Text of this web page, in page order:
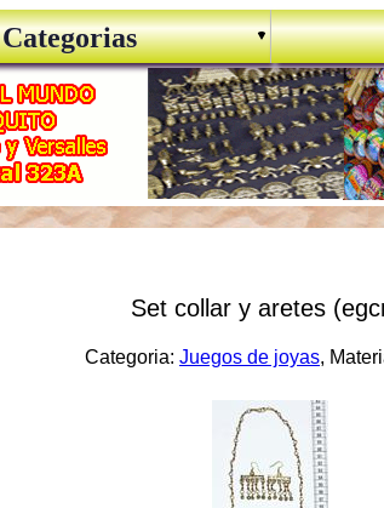
Categorias
Set collar y aretes
Categoria: Juegos de joyas,